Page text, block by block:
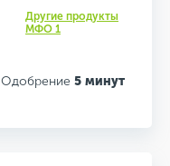
Другие продукты
МФО 1
Одобрение 5 минут